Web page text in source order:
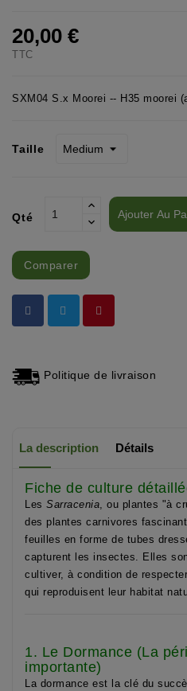
20,00 €
TTC
SXM04 S.x Moorei -- H35 moorei
Taille
Qté Ajouter Au
Comparer
Politique de livraison
La description Détails
Fiche de culture
Les Sarracenia, ou plantes "à
des plantes carnivores
feuilles en forme de tubes
capturent les insectes. Elles
cultiver, à condition de
qui reproduisent leur habitat
1. Le Dormance (La
importante)
La dormance est la clé du